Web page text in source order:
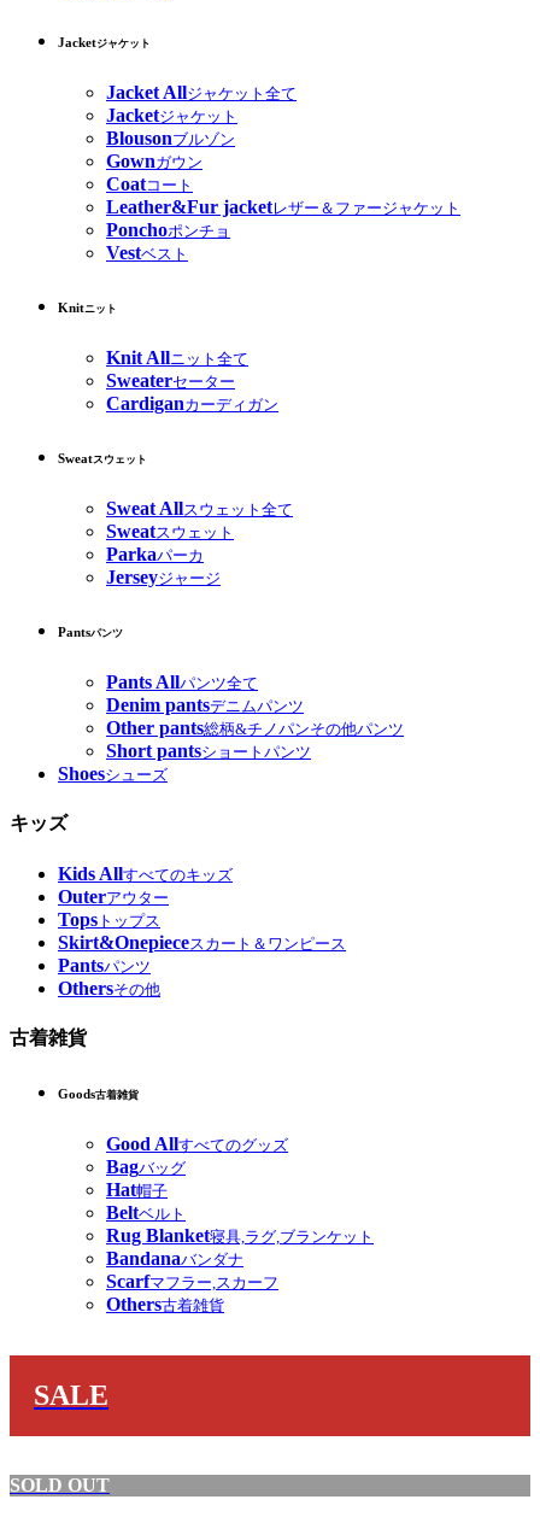
Jacketジャケット
Jacket Allジャケット全て
Jacketジャケット
Blousonブルゾン
Gownガウン
Coatコート
Leather&Fur jacketレザー＆ファージャケット
Ponchoポンチョ
Vestベスト
Knitニット
Knit Allニット全て
Sweaterセーター
Cardiganカーディガン
Sweatスウェット
Sweat Allスウェット全て
Sweatスウェット
Parkaパーカ
Jerseyジャージ
Pantsパンツ
Pants Allパンツ全て
Denim pantsデニムパンツ
Other pants総柄&チノパンその他パンツ
Short pantsショートパンツ
Shoesシューズ
キッズ
Kids Allすべてのキッズ
Outerアウター
Tops トップス
Skirt&Onepieceスカート＆ワンピース
Pantsパンツ
Othersその他
古着雑貨
Goods古着雑貨
Good Allすべてのグッズ
Bagバッグ
Hat帽子
Beltベルト
Rug Blanket寝具,ラグ,ブランケット
Bandanaバンダナ
Scarfマフラー,スカーフ
Others古着雑貨
SALE
SOLD OUT